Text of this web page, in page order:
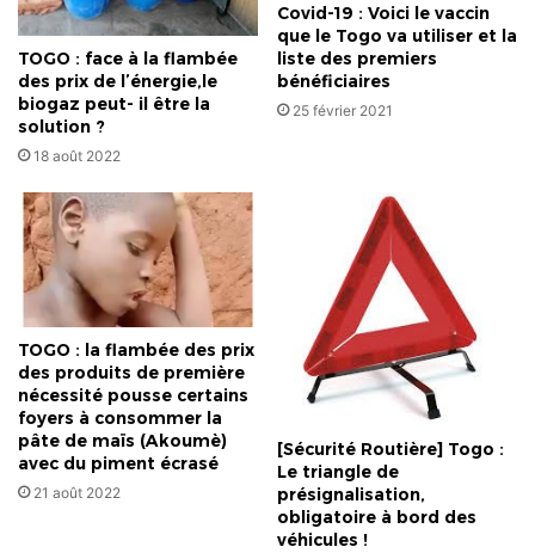
TOGO : face à la flambée
des prix de l’énergie,le
biogaz peut- il être la
solution ?
18 août 2022
Covid-19 : Voici le vaccin
que le Togo va utiliser et la
liste des premiers
bénéficiaires
25 février 2021
TOGO : la flambée des prix
des produits de première
nécessité pousse certains
foyers à consommer la
pâte de maïs (Akoumè)
avec du piment écrasé
21 août 2022
[Sécurité Routière] Togo :
Le triangle de
présignalisation,
obligatoire à bord des
véhicules !